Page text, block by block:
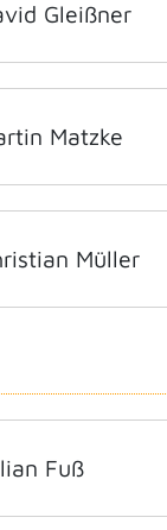
Gleißner
Matzke
Müller
Fuß